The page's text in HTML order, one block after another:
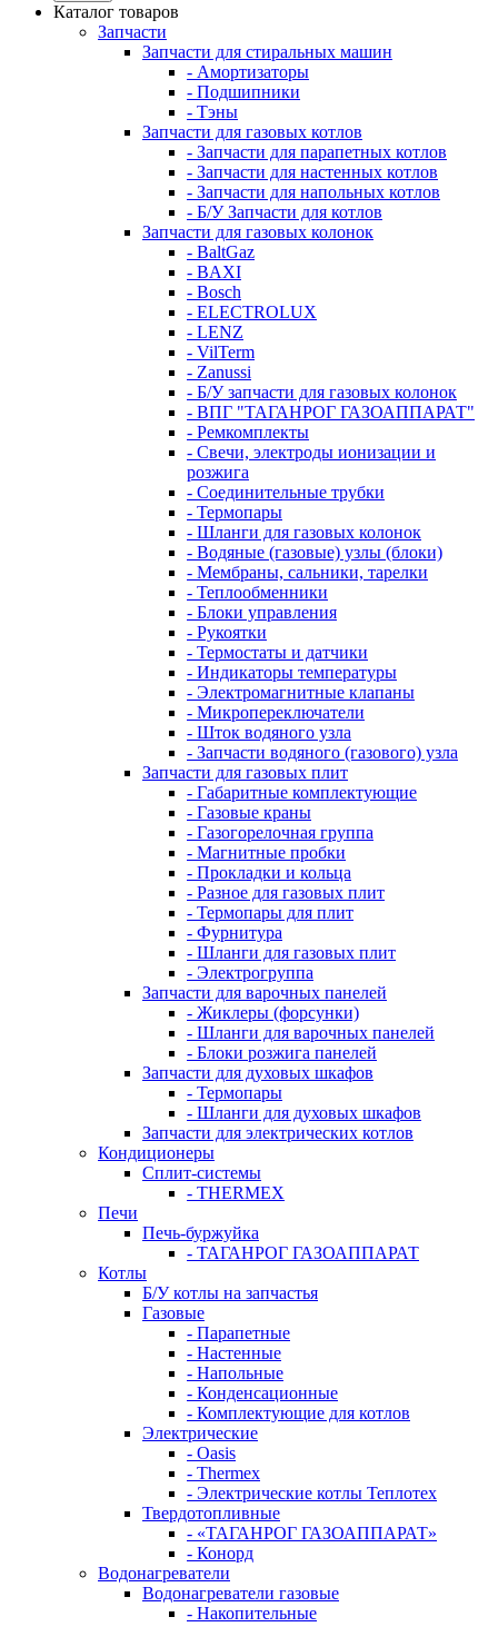
Каталог товаров
Запчасти
Запчасти для стиральных машин
- Амортизаторы
- Подшипники
- Тэны
Запчасти для газовых котлов
- Запчасти для парапетных котлов
- Запчасти для настенных котлов
- Запчасти для напольных котлов
- Б/У Запчасти для котлов
Запчасти для газовых колонок
- BaltGaz
- BAXI
- Bosch
- ELECTROLUX
- LENZ
- VilTerm
- Zanussi
- Б/У запчасти для газовых колонок
- ВПГ "ТАГАНРОГ ГАЗОАППАРАТ"
- Ремкомплекты
- Свечи, электроды ионизации и
розжига
- Соединительные трубки
- Термопары
- Шланги для газовых колонок
- Водяные (газовые) узлы (блоки)
- Мембраны, сальники, тарелки
- Теплообменники
- Блоки управления
- Рукоятки
- Термостаты и датчики
- Индикаторы температуры
- Электромагнитные клапаны
- Микропереключатели
- Шток водяного узла
- Запчасти водяного (газового) узла
Запчасти для газовых плит
- Габаритные комплектующие
- Газовые краны
- Газогорелочная группа
- Магнитные пробки
- Прокладки и кольца
- Разное для газовых плит
- Термопары для плит
- Фурнитура
- Шланги для газовых плит
- Электрогруппа
Запчасти для варочных панелей
- Жиклеры (форсунки)
- Шланги для варочных панелей
- Блоки розжига панелей
Запчасти для духовых шкафов
- Термопары
- Шланги для духовых шкафов
Запчасти для электрических котлов
Кондиционеры
Сплит-системы
- THERMEX
Печи
Печь-буржуйка
- ТАГАНРОГ ГАЗОАППАРАТ
Котлы
Б/У котлы на запчастья
Газовые
- Парапетные
- Настенные
- Напольные
- Конденсационные
- Комплектующие для котлов
Электрические
- Oasis
- Thermex
- Электрические котлы Теплотех
Твердотопливные
- «ТАГАНРОГ ГАЗОАППАРАТ»
- Конорд
Водонагреватели
Водонагреватели газовые
- Накопительные